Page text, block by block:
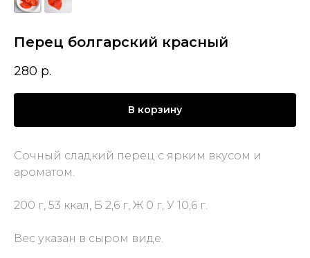
Перец болгарский красный
280 р.
В корзину
Сочный сладкий перец с ярким вкусом и
ароматом.
200 г, 53 ккал, Б 2,6 г, Ж 0 г, У 10,6 г.
Вес указан в сыром виде.